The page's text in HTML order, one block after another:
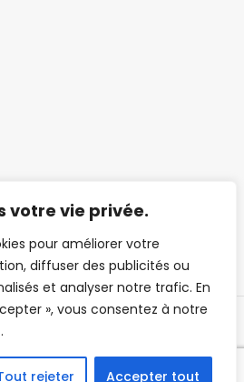
votre vie privée.
pour améliorer votre
diffuser des publicités ou
et analyser notre trafic. En
», vous consentez à notre
rejeter Accepter tout
- Montbéliard - Mulhouse- Héricourt |
|Mentions Légales